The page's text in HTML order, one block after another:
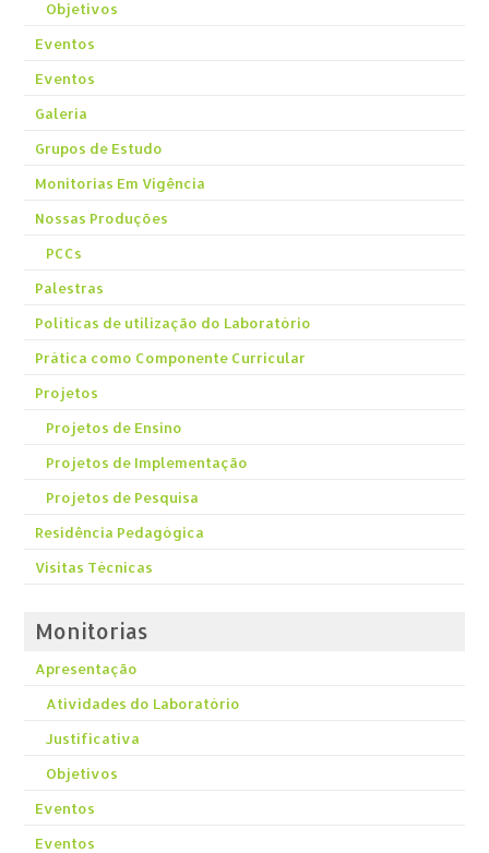
Objetivos
Eventos
Eventos
Galeria
Grupos de Estudo
Monitorias Em Vigência
Nossas Produções
PCCs
Palestras
Políticas de utilização do Laboratório
Prática como Componente Curricular
Projetos
Projetos de Ensino
Projetos de Implementação
Projetos de Pesquisa
Residência Pedagógica
Visitas Técnicas
Monitorias
Apresentação
Atividades do Laboratório
Justificativa
Objetivos
Eventos
Eventos